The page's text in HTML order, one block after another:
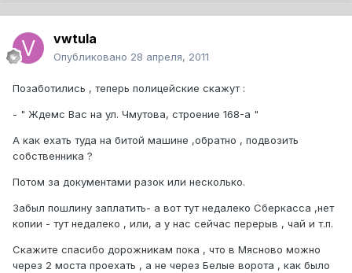
vwtula
Опубликовано 28 апреля, 2011
Позаботились , теперь полицейские скажут :
- " Ждемс Вас на ул. Чмутова, строение 168-а "
А как ехать туда на битой машине ,обратно , подвозить
собственника ?
Потом за документами разок или несколько.
Забыл пошлину заплатить- а вот тут недалеко Сберкасса ,нет
копии - тут недалеко , или, а у нас сейчас перерыв , чай и т.п.
Скажите спасибо дорожникам пока , что в Мясново можно
через 2 моста проехать , а не через Белые ворота , как было